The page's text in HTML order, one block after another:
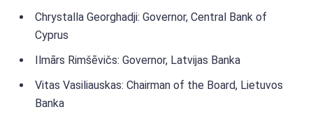
Chrystalla Georghadji: Governor, Central Bank of
Cyprus
Ilmārs Rimšēvičs: Governor, Latvijas Banka
Vitas Vasiliauskas: Chairman of the Board, Lietuvos
Banka